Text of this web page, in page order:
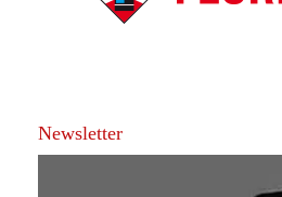
Newsletter